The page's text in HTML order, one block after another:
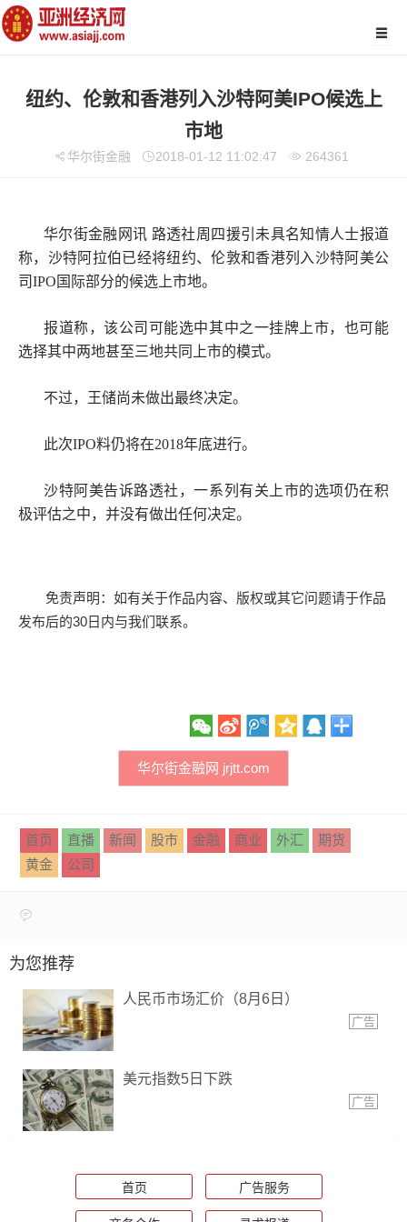
纽约、伦敦和香港列入沙特阿美IPO候选上
市地
华尔街金融 2018-01-12 11:02:47 264361
华尔街金融网讯 路透社周四援引未具名知情人士报道
称，沙特阿拉伯已经将纽约、伦敦和香港列入沙特阿美公
司IPO国际部分的候选上市地。
报道称，该公司可能选中其中之一挂牌上市，也可能
选择其中两地甚至三地共同上市的模式。
不过，王储尚未做出最终决定。
此次IPO料仍将在2018年底进行。
沙特阿美告诉路透社，一系列有关上市的选项仍在积
极评估之中，并没有做出任何决定。
免责声明：如有关于作品内容、版权或其它问题请于作品
发布后的30日内与我们联系。
华尔街金融网 jrjtt.com
首页 直播 新闻 股市 金融 商业 外汇
期货
黄金
公司
为您推荐
人民币市场汇价（8月6日）
广告
美元指数5日下跌
广告
首页
广告服务